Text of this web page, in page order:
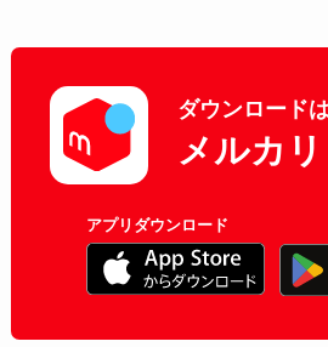
ダウンロード
メルカリ
アプリダウンロード